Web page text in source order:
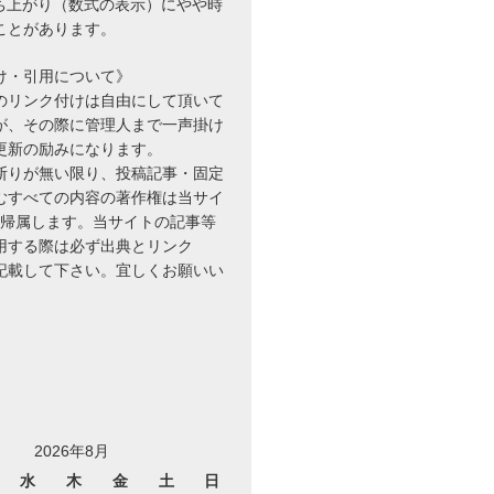
上がり（数式の表示）にやや時
があります。
引用について》
リンク付けは自由にして頂いて
、その際に管理人まで一声掛け
の励みになります。
りが無い限り、投稿記事・固定
すべての内容の著作権は当サイ
属します。当サイトの記事等
する際は必ず出典とリンク
載して下さい。宜しくお願いい
2026年8月
水
木 金 土 日